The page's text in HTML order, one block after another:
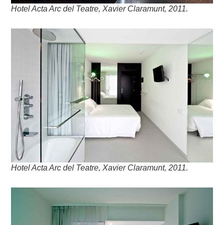
Hotel Acta Arc del Teatre, Xavier Claramunt, 2011.
Hotel Acta Arc del Teatre, Xavier Claramunt, 2011.